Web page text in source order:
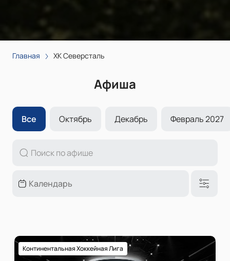
Главная ХК Северсталь
Афиша
Все Октябрь Декабрь Февраль 2027
Континентальная Хоккейная Лига